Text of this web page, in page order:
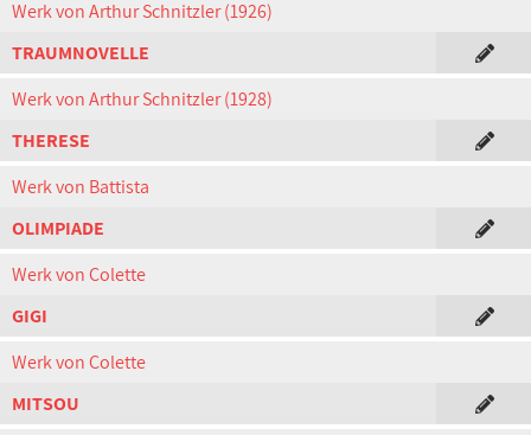
Werk von Arthur Schnitzler (1926)
TRAUMNOVELLE
Werk von Arthur Schnitzler (1928)
THERESE
Werk von Battista
OLIMPIADE
Werk von Colette
GIGI
Werk von Colette
MITSOU